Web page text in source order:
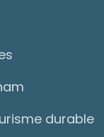
durable